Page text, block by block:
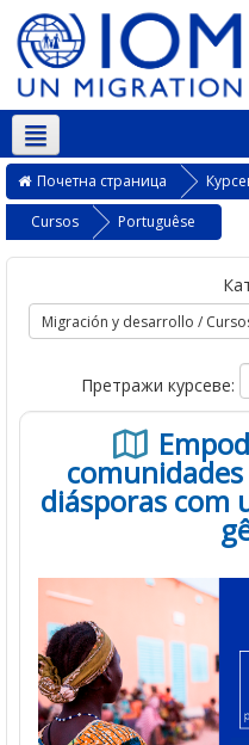
Српски ‎(sr_cr)‎
Почетна страница
Cursos
Portuguêse
Претражи курсеве:
diásporas com